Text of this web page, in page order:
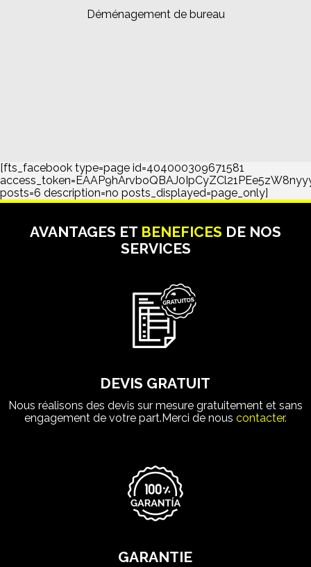
Déménagement de bureau
[fts_facebook type=page id=404000309671581
posts=6 description=no posts_displayed=page_only]
AVANTAGES ET BENEFICES DE NOS
SERVICES
DEVIS GRATUIT
Nous réalisons des devis sur mesure gratuitement et sans
engagement de votre part.Merci de nous contacter.
GARANTIE